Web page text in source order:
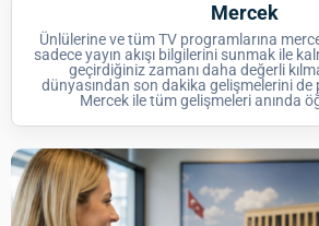
Mercek
Ünlülerine ve tüm TV programlarına
sadece yayın akışı bilgilerini sunmak ile
geçirdiğiniz zamanı daha değerli
dünyasından son dakika gelişmelerini de
Mercek ile tüm gelişmeleri anında